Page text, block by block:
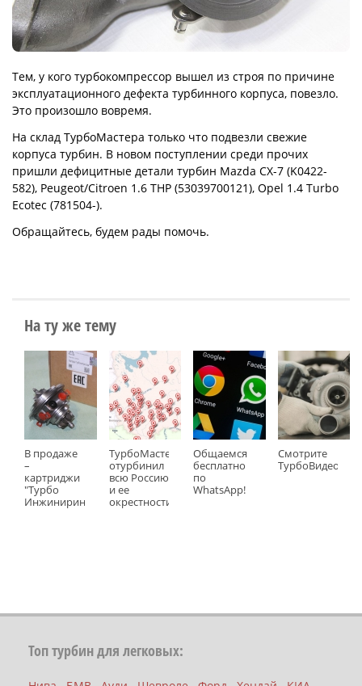
Тем, у кого турбокомпрессор вышел из строя по причине
эксплуатационного дефекта турбинного корпуса, повезло.
Это произошло вовремя.
На склад ТурбоМастера только что подвезли свежие
корпуса турбин. В новом поступлении среди прочих
пришли дефицитные детали турбин Mazda CX-7 (K0422-
582), Peugeot/Citroen 1.6 THP (53039700121), Opel 1.4 Turbo
Ecotec (781504-).
Обращайтесь, будем рады помочь.
На ту же тему
В продаже
–
картриджи
"Турбо
Инжиниринг"
ТурбоМастер
отурбинил
всю Россию
и ее
окрестности
Общаемся
бесплатно
по
WhatsApp!
Смотрите
ТурбоВидео!
Топ турбин для легковых: